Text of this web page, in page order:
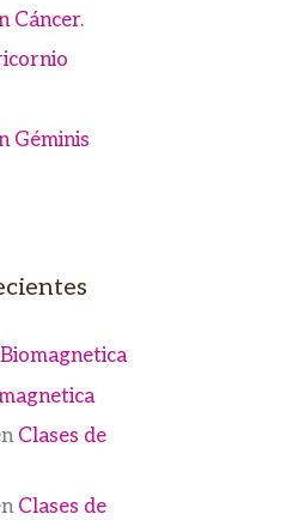
Cáncer.
Géminis
Biomagnetica
Clases de
Clases de